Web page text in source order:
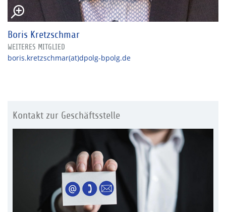
Boris Kretzschmar
WEITERES MITGLIED
boris.kretzschmar(at)dpolg-bpolg.de
Kontakt zur Geschäftsstelle